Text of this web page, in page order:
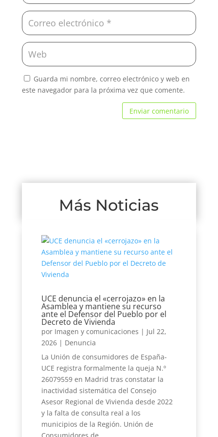
Guarda mi nombre, correo electrónico y web en
este navegador para la próxima vez que comente.
Enviar comentario
Más Noticias
UCE denuncia el «cerrojazo» en la
Asamblea y mantiene su recurso
ante el Defensor del Pueblo por el
Decreto de Vivienda
por Imagen y comunicaciones | Jul 22,
2026| Denuncia
La Unión de consumidores de España-
UCE registra formalmente la queja N.º
26079559 en Madrid tras constatar la
inactividad sistemática del Consejo
Asesor Regional de Vivienda desde 2022
y la falta de consulta real a los
municipios de la Región. Unión de